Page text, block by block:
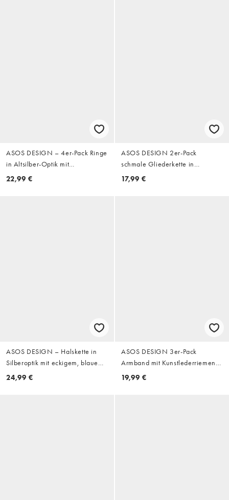
ASOS DESIGN – 4er-Pack Ringe
in Altsilber-Optik mit
Kreuzdesign, verdrehter Optik
22,99 €
ASOS DESIGN 2er-Pack
schmale Gliederkette in
Gunmetal und Rhodiumsilber
17,99 €
ASOS DESIGN – Halskette in
Silberoptik mit eckigem, blauem
Schmucksteinbesatz
24,99 €
ASOS DESIGN 3er-Pack
Armband mit Kunstlederriemen
und braunen
19,99 €